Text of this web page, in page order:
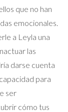
que no han
emocionales.
a Leyla una
las
darse cuenta
para
ser
cómo tus